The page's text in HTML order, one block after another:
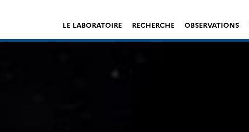
LE LABORATOIRE
RECHERCHE OBSERVATIONS